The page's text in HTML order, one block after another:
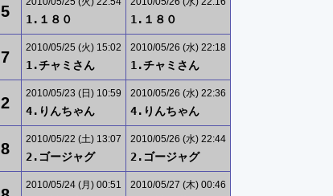
5 1.１８０ 1.１８０
7
2010/05/25 (火) 15:02
1.チャミさん
2010/05/26 (水) 22:18
1.チャミさん
2
2010/05/23 (日) 10:59
4.りんちゃん
2010/05/26 (水) 22:36
4.りんちゃん
8
2010/05/22 (土) 13:07
2.ゴージャグ
2010/05/26 (水) 22:44
2.ゴージャグ
2010/05/24 (月) 00:51 2010/05/27 (木) 00:46